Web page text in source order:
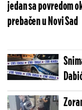
jedan sa povredom
prebačen u Novi Sad
sa